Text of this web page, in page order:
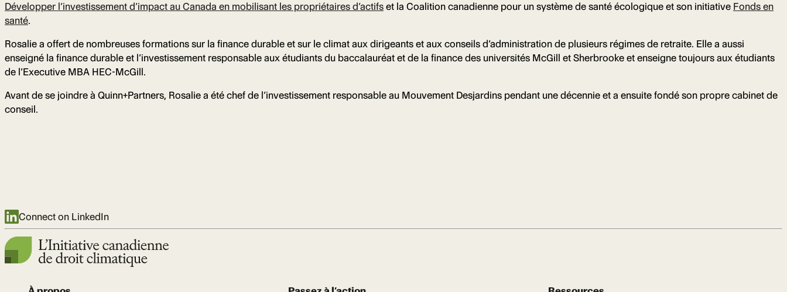
Développer l’investissement d’impact au Canada en mobilisant les propriétaires d’actifs et la Coalition canadienne pour un système de santé écologique et son initiative Fonds en
santé.
Rosalie a offert de nombreuses formations sur la finance durable et sur le climat aux dirigeants et aux conseils d’administration de plusieurs régimes de retraite. Elle a aussi
enseigné la finance durable et l’investissement responsable aux étudiants du baccalauréat et de la finance des universités McGill et Sherbrooke et enseigne toujours aux étudiants
de l’Executive MBA HEC-McGill.
Avant de se joindre à Quinn+Partners, Rosalie a été chef de l’investissement responsable au Mouvement Desjardins pendant une décennie et a ensuite fondé son propre cabinet de
conseil.
Connect on LinkedIn